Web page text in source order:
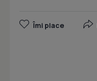
Îmi place